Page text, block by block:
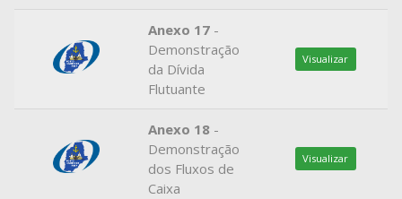
Anexo 17 -
Demonstração
da Dívida
Flutuante
Visualizar
Anexo 18 -
Demonstração
dos Fluxos de
Caixa
Visualizar